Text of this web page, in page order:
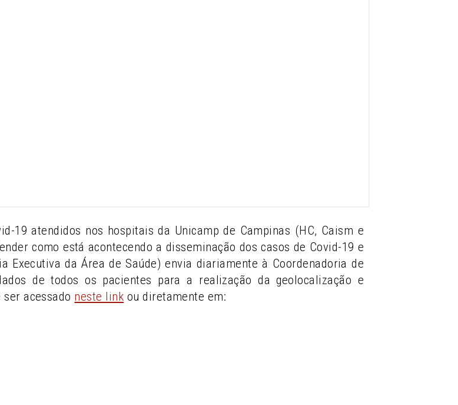
19 atendidos nos hospitais da Unicamp de Campinas (HC, Caism e
como está acontecendo a disseminação dos casos de Covid-19 e
Executiva da Área de Saúde) envia diariamente à Coordenadoria de
de todos os pacientes para a realização da geolocalização e
acessado neste link ou diretamente em: